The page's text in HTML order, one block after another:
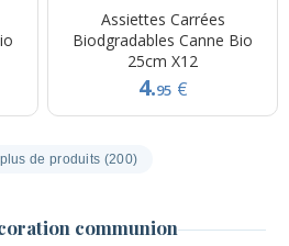
Assiettes Carrées
Biodgradables Canne Bio
25cm X12
4.95 €
de produits (200)
communion